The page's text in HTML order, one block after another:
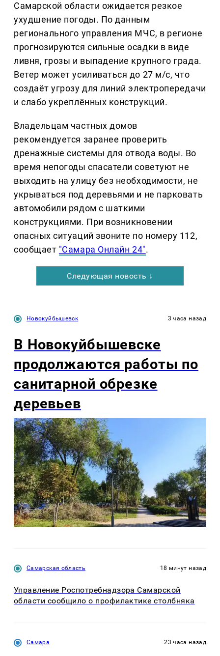
Самарской области ожидается резкое
ухудшение погоды. По данным
регионального управления МЧС, в регионе
прогнозируются сильные осадки в виде
ливня, грозы и выпадение крупного града.
Ветер может усиливаться до 27 м/с, что
создаёт угрозу для линий электропередачи
и слабо укреплённых конструкций.
Владельцам частных домов
рекомендуется заранее проверить
дренажные системы для отвода воды. Во
время непогоды спасатели советуют не
выходить на улицу без необходимости, не
укрываться под деревьями и не парковать
автомобили рядом с шаткими
конструкциями. При возникновении
опасных ситуаций звоните по номеру 112,
сообщает "Самара Онлайн 24".
Следующая новость ↓
Новокуйбышевск 3 часа назад
В Новокуйбышевске
продолжаются работы по
санитарной обрезке
деревьев
Самарская область 18 минут назад
Управление Роспотребнадзора Самарской
области сообщило о профилактике столбняка
Самара 23 часа назад